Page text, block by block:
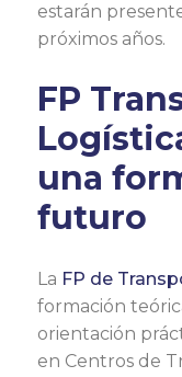
estarán
próximos años.
FP
una
futuro
La FP de
formación
orientación
en Centros de